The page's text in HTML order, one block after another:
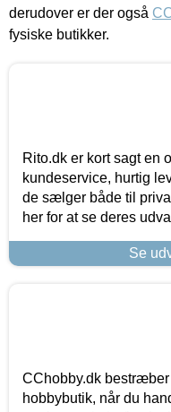
derudover er der også
fysiske butikker.
Rito.dk er kort sagt en
kundeservice, hurtig
de sælger både til
her for at se deres
Se
CChobby.dk
hobbybutik, når du